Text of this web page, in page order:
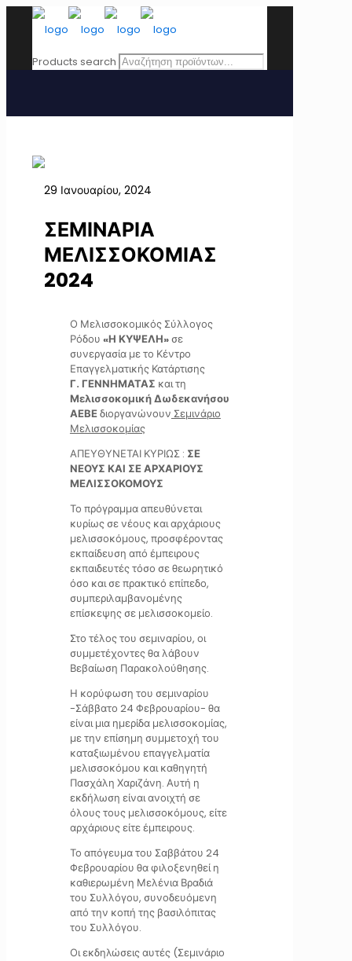
Products search
29 Ιανουαρίου, 2024
ΣΕΜΙΝΑΡΙΑ
ΜΕΛΙΣΣΟΚΟΜΙΑΣ
2024
Ο Μελισσοκομικός Σύλλογος
Ρόδου «Η ΚΥΨΕΛΗ»σε
συνεργασία με το Κέντρο
Επαγγελματικής Κατάρτισης
Γ. ΓΕΝΝΗΜΑΤΑΣ και τη
Μελισσοκομική Δωδεκανήσου
ΑΕΒΕδιοργανώνουν Σεμινάριο
Μελισσοκομίας
ΑΠΕΥΘΥΝΕΤΑΙ ΚΥΡΙΩΣ : ΣΕ
ΝΕΟΥΣ ΚΑΙ ΣΕ ΑΡΧΑΡΙΟΥΣ
ΜΕΛΙΣΣΟΚΟΜΟΥΣ
Το πρόγραμμα απευθύνεται
κυρίως σε νέους και αρχάριους
μελισσοκόμους, προσφέροντας
εκπαίδευση από έμπειρους
εκπαιδευτές τόσο σε θεωρητικό
όσο και σε πρακτικό επίπεδο,
συμπεριλαμβανομένης
επίσκεψης σε μελισσοκομείο.
Στο τέλος του σεμιναρίου, οι
συμμετέχοντες θα λάβουν
Βεβαίωση Παρακολούθησης.
Η κορύφωση του σεμιναρίου
-Σάββατο 24 Φεβρουαρίου- θα
είναι μια ημερίδα μελισσοκομίας,
με την επίσημη συμμετοχή του
καταξιωμένου επαγγελματία
μελισσοκόμου και καθηγητή
Πασχάλη Χαριζάνη. Αυτή η
εκδήλωση είναι ανοιχτή σε
όλους τους μελισσοκόμους, είτε
αρχάριους είτε έμπειρους.
Το απόγευμα του Σαββάτου 24
Φεβρουαρίου θα φιλοξενηθεί η
καθιερωμένη Μελένια Βραδιά
του Συλλόγου, συνοδευόμενη
από την κοπή της βασιλόπιτας
του Συλλόγου.
Οι εκδηλώσεις αυτές (Σεμινάριο